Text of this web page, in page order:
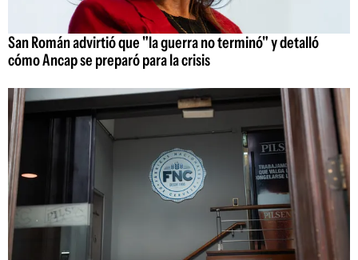
San Román advirtió que "la guerra no terminó" y detalló
cómo Ancap se preparó para la crisis